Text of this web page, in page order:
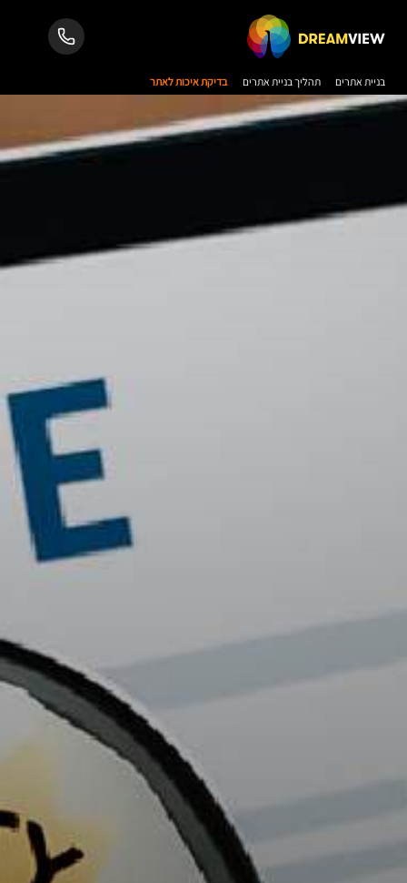
בניית אתרים תהליך בניית אתרים בדיקת איכות לאתר